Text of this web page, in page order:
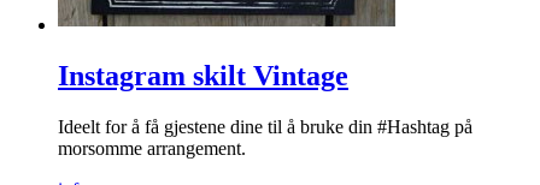
Instagram skilt Vintage
Ideelt for å få gjestene dine til å bruke din #Hashtag på
morsomme arrangement.